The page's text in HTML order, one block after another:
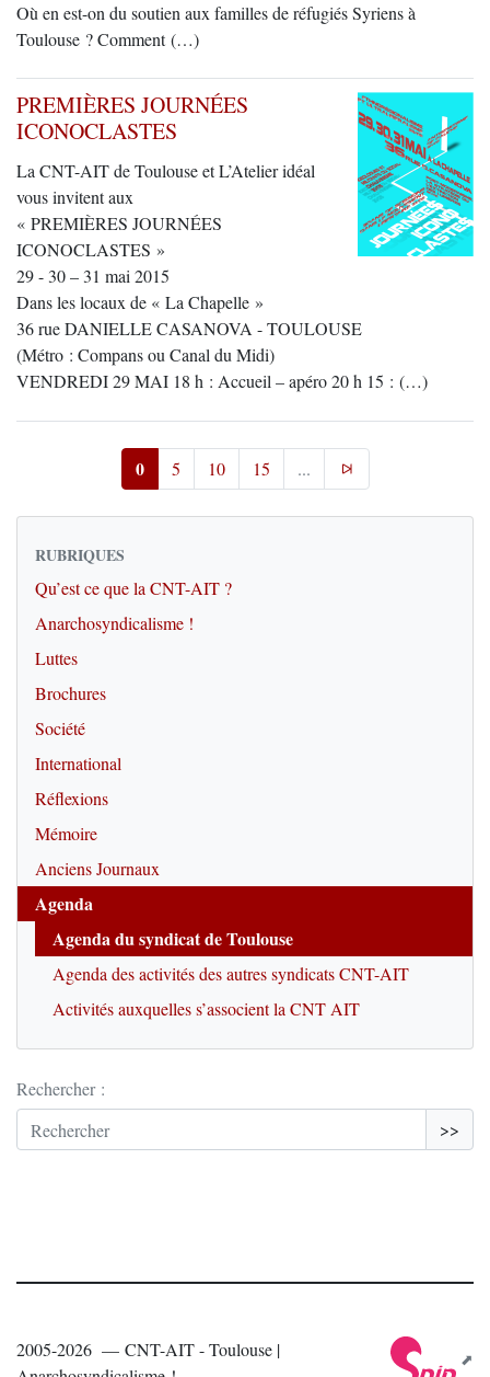
Où en est-on du soutien aux familles de réfugiés Syriens à
Toulouse ? Comment (…)
PREMIÈRES JOURNÉES
ICONOCLASTES
La CNT-AIT de Toulouse et L’Atelier idéal
vous invitent aux
« PREMIÈRES JOURNÉES
ICONOCLASTES »
29 - 30 – 31 mai 2015
Dans les locaux de « La Chapelle »
36 rue DANIELLE CASANOVA - TOULOUSE
(Métro : Compans ou Canal du Midi)
VENDREDI 29 MAI 18 h : Accueil – apéro 20 h 15 : (…)
0 5 10 15 ...
RUBRIQUES
Qu’est ce que la CNT-AIT ?
Anarchosyndicalisme !
Luttes
Brochures
Société
International
Réflexions
Mémoire
Anciens Journaux
Agenda
Agenda du syndicat de Toulouse
Agenda des activités des autres syndicats CNT-AIT
Activités auxquelles s’associent la CNT AIT
Rechercher :
>>
2005-2026 — CNT-AIT - Toulouse |